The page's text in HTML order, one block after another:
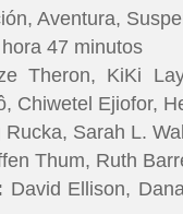
Aventura,
47 minutos
Theron, KiKi
Chiwetel Ejiofor,
Rucka, Sarah L.
Thum, Ruth
David Ellison,